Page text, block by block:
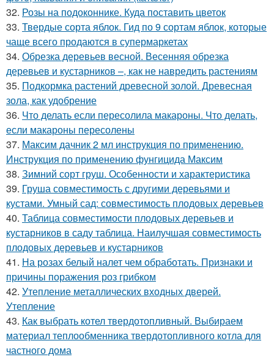
32. Розы на подоконнике. Куда поставить цветок
33. Твердые сорта яблок. Гид по 9 сортам яблок, которые
чаще всего продаются в супермаркетах
34. Обрезка деревьев весной. Весенняя обрезка
деревьев и кустарников –, как не навредить растениям
35. Подкормка растений древесной золой. Древесная
зола, как удобрение
36. Что делать если пересолила макароны. Что делать,
если макароны пересолены
37. Максим дачник 2 мл инструкция по применению.
Инструкция по применению фунгицида Максим
38. Зимний сорт груш. Особенности и характеристика
39. Груша совместимость с другими деревьями и
кустами. Умный сад: совместимость плодовых деревьев
40. Таблица совместимости плодовых деревьев и
кустарников в саду таблица. Наилучшая совместимость
плодовых деревьев и кустарников
41. На розах белый налет чем обработать. Признаки и
причины поражения роз грибком
42. Утепление металлических входных дверей.
Утепление
43. Как выбрать котел твердотопливный. Выбираем
материал теплообменника твердотопливного котла для
частного дома